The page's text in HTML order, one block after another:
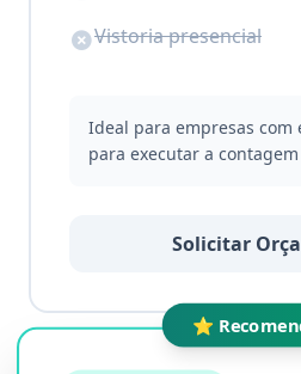
Vistoria presencial
Ideal para empresas com
para executar a contagem
Solicitar
⭐